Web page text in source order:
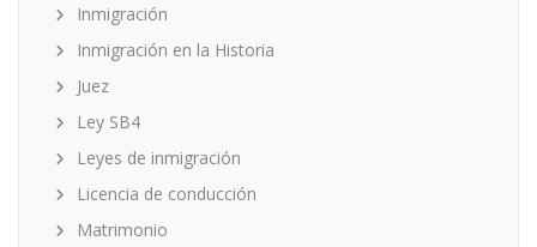
Inmigración
Inmigración en la Historia
Juez
Ley SB4
Leyes de inmigración
Licencia de conducción
Matrimonio